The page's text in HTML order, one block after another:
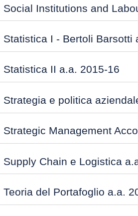
Social Institutions and
Statistica I - Bertoli Barsotti
Statistica II a.a. 2015-16
Strategia e politica
Strategic Management
Supply Chain e Logistica
Teoria del Portafoglio a.a.